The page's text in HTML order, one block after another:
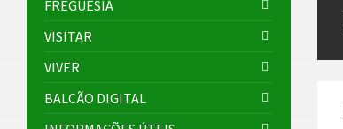
FREGUESIA
VISITAR
VIVER
BALCÃO DIGITAL